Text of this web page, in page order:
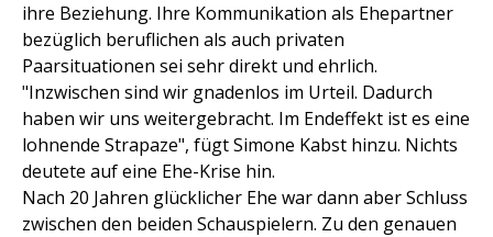
ihre Beziehung. Ihre Kommunikation als Ehepartner
bezüglich beruflichen als auch privaten
Paarsituationen sei sehr direkt und ehrlich.
"Inzwischen sind wir gnadenlos im Urteil. Dadurch
haben wir uns weitergebracht. Im Endeffekt ist es eine
lohnende Strapaze", fügt Simone Kabst hinzu. Nichts
deutete auf eine Ehe-Krise hin.
Nach 20 Jahren glücklicher Ehe war dann aber Schluss
zwischen den beiden Schauspielern. Zu den genauen